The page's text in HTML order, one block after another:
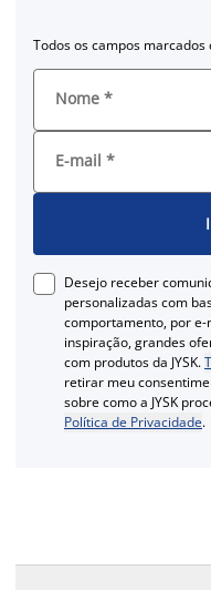
Todos os campos
Nome *
E-mail *
Desejo receber
personalizadas com
comportamento, por
inspiração, grandes
com produtos da JYSK.
retirar meu
sobre como a JYSK
Política de Privacidade.